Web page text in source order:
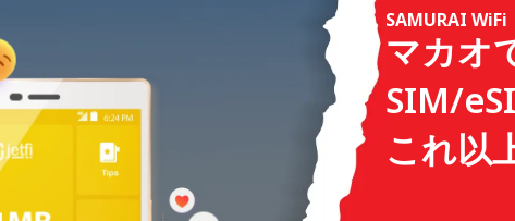
SAMURAI WiFi
マカオ
SIM/
これ以